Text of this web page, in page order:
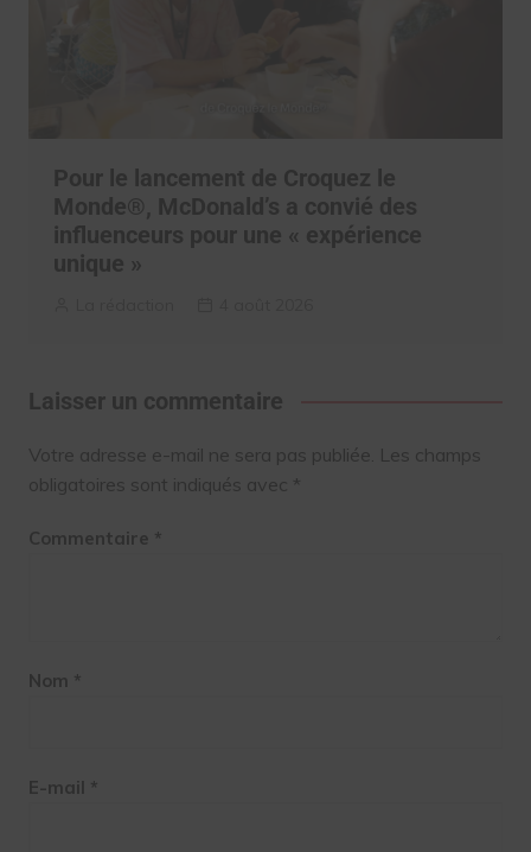
Pour le lancement de Croquez le
Monde®, McDonald’s a convié des
influenceurs pour une « expérience
unique »
Laisser un commentaire
Votre adresse e-mail ne sera pas publiée. Les champs
obligatoires sont indiqués avec *
Commentaire *
Nom *
E-mail *